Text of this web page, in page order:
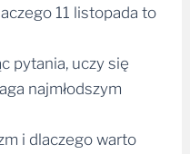
11 listopada to
pytania, uczy się
najmłodszym
i dlaczego warto